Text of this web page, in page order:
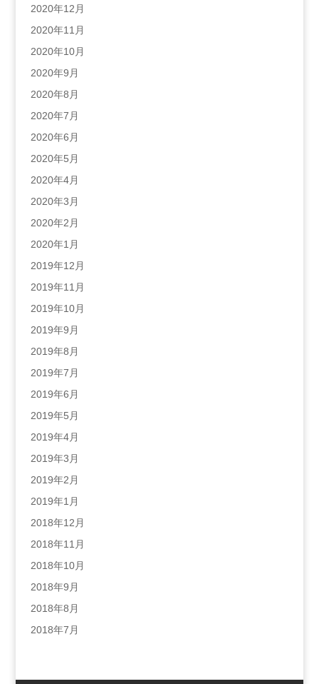
2020年12月
2020年11月
2020年10月
2020年9月
2020年8月
2020年7月
2020年6月
2020年5月
2020年4月
2020年3月
2020年2月
2020年1月
2019年12月
2019年11月
2019年10月
2019年9月
2019年8月
2019年7月
2019年6月
2019年5月
2019年4月
2019年3月
2019年2月
2019年1月
2018年12月
2018年11月
2018年10月
2018年9月
2018年8月
2018年7月